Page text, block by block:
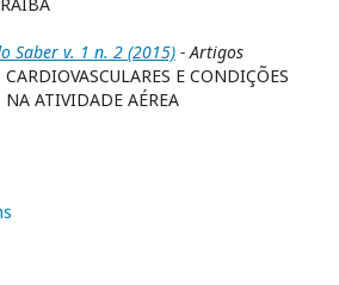
Saber v. 1 n. 2 (2015) - Artigos
E CONDIÇÕES
NA ATIVIDADE AÉREA